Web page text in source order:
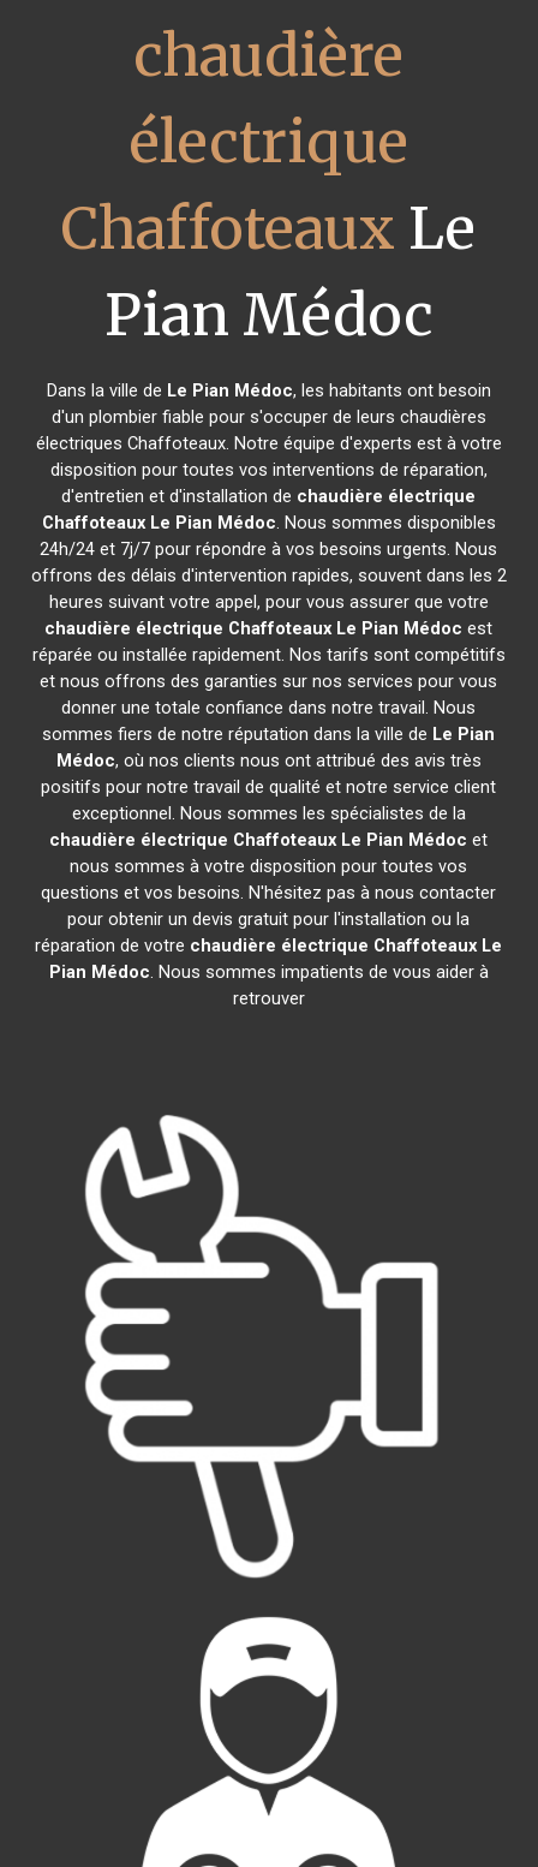
chaudière
électrique
Chaffoteaux Le
Pian Médoc
Dans la ville de Le Pian Médoc, les habitants ont besoin
d'un plombier fiable pour s'occuper de leurs chaudières
électriques Chaffoteaux. Notre équipe d'experts est à votre
disposition pour toutes vos interventions de réparation,
d'entretien et d'installation de chaudière électrique
Chaffoteaux Le Pian Médoc. Nous sommes disponibles
24h/24 et 7j/7 pour répondre à vos besoins urgents. Nous
offrons des délais d'intervention rapides, souvent dans les 2
heures suivant votre appel, pour vous assurer que votre
chaudière électrique Chaffoteaux Le Pian Médoc est
réparée ou installée rapidement. Nos tarifs sont compétitifs
et nous offrons des garanties sur nos services pour vous
donner une totale confiance dans notre travail. Nous
sommes fiers de notre réputation dans la ville de Le Pian
Médoc, où nos clients nous ont attribué des avis très
positifs pour notre travail de qualité et notre service client
exceptionnel. Nous sommes les spécialistes de la
chaudière électrique Chaffoteaux Le Pian Médoc et
nous sommes à votre disposition pour toutes vos
questions et vos besoins. N'hésitez pas à nous contacter
pour obtenir un devis gratuit pour l'installation ou la
réparation de votre chaudière électrique Chaffoteaux Le
Pian Médoc. Nous sommes impatients de vous aider à
retrouver